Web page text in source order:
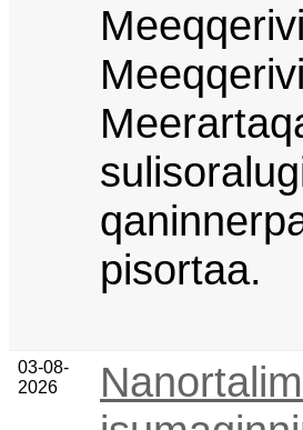
pisortaa.
03-08-
2026